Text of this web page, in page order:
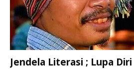
Jendela Literasi ; Lupa Diri